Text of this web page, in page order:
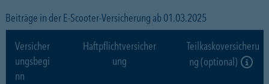
Beiträge in der E-Scooter-Versicherung ab 01.03.2025
Versicher
ungsbegi
nn
Haftpflichtversicher
ung
Teilkaskoversicheru
ng (optional)